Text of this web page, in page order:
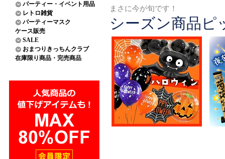
パーティー・イベント用品
レトロ雑貨
パーティーマスク
ケース販売
SALE
おまつりきっちんクラブ
在庫限り商品・完売商品
まさに今が旬です！
シーズン商品ピ